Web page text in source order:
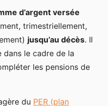
d’argent versée
trimestriellement,
jusqu’au décès. Il
dans le cadre de la
les pensions de
du PER (plan